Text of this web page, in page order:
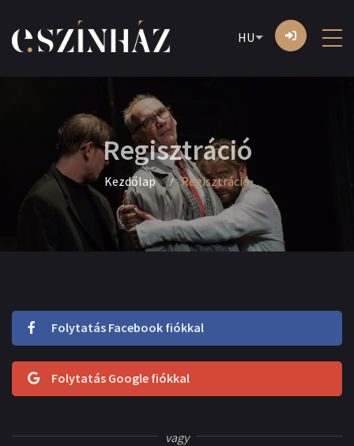
HU
Regisztráció
Kezdőlap Regisztráció
Folytatás Facebook fiókkal
Folytatás Google fiókkal
vagy